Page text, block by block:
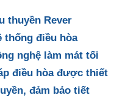
thuyền Rever
thống điều hòa
nghệ làm mát tối
điều hòa được thiết
đảm bảo tiết